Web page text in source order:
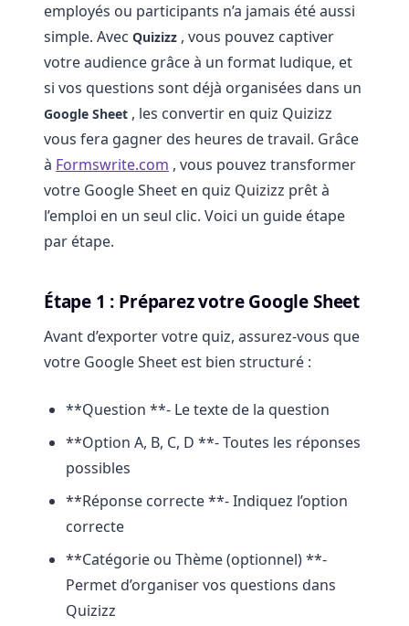
employés ou participants n’a jamais été aussi
simple. Avec Quizizz , vous pouvez captiver
votre audience grâce à un format ludique, et
si vos questions sont déjà organisées dans un
Google Sheet , les convertir en quiz Quizizz
vous fera gagner des heures de travail. Grâce
à Formswrite.com , vous pouvez transformer
votre Google Sheet en quiz Quizizz prêt à
l’emploi en un seul clic. Voici un guide étape
par étape.
Étape 1 : Préparez votre Google Sheet
Avant d’exporter votre quiz, assurez-vous que
votre Google Sheet est bien structuré :
**Question **- Le texte de la question
**Option A, B, C, D **- Toutes les réponses
possibles
**Réponse correcte **- Indiquez l’option
correcte
**Catégorie ou Thème (optionnel) **-
Permet d’organiser vos questions dans
Quizizz